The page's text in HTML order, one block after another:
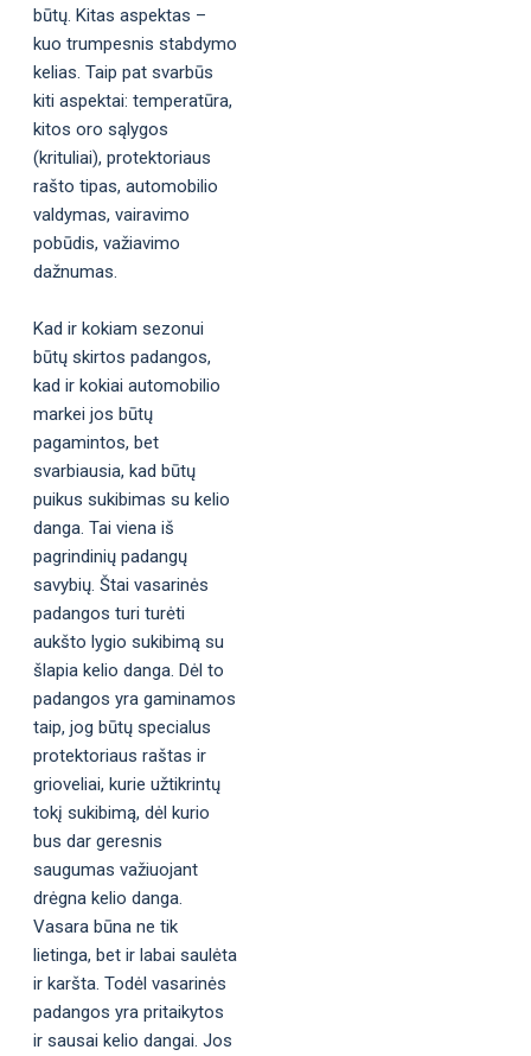
būtų. Kitas aspektas –
kuo trumpesnis stabdymo
kelias. Taip pat svarbūs
kiti aspektai: temperatūra,
kitos oro sąlygos
(krituliai), protektoriaus
rašto tipas, automobilio
valdymas, vairavimo
pobūdis, važiavimo
dažnumas.
Kad ir kokiam sezonui
būtų skirtos padangos,
kad ir kokiai automobilio
markei jos būtų
pagamintos, bet
svarbiausia, kad būtų
puikus sukibimas su kelio
danga. Tai viena iš
pagrindinių padangų
savybių. Štai vasarinės
padangos turi turėti
aukšto lygio sukibimą su
šlapia kelio danga. Dėl to
padangos yra gaminamos
taip, jog būtų specialus
protektoriaus raštas ir
grioveliai, kurie užtikrintų
tokį sukibimą, dėl kurio
bus dar geresnis
saugumas važiuojant
drėgna kelio danga.
Vasara būna ne tik
lietinga, bet ir labai saulėta
ir karšta. Todėl vasarinės
padangos yra pritaikytos
ir sausai kelio dangai. Jos